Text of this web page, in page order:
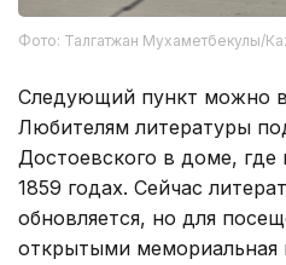
Фото: Талгатжан Мухаметбекулы/
Следующий пункт можно
Любителям литературы
Достоевского в доме, где
1859 годах. Сейчас
обновляется, но для
открытыми мемориальная